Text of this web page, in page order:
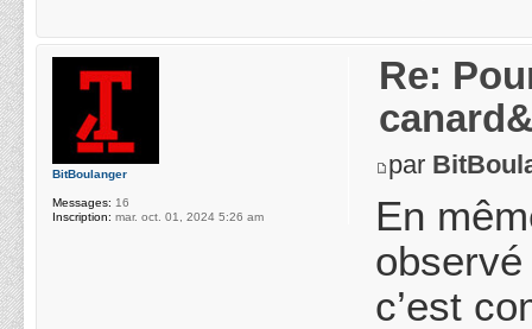
Re:
par
En
c’est
BitBoulanger
Messages: 16
Inscription: mar. oct. 01, 2024 5:26 am